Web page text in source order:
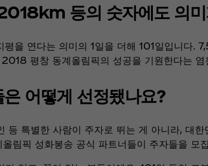
등의 숫자에도 의미
을 연다는 의미의 1일을 더해 101일입니다
평창 동계올림픽의 성공을 기원한다는 염
어떻게 선정됐나요?
등 특별한 사람이 주자로 뛰는 게 아니라, 대
림픽 성화봉송 공식 파트너들이 주자들을 모